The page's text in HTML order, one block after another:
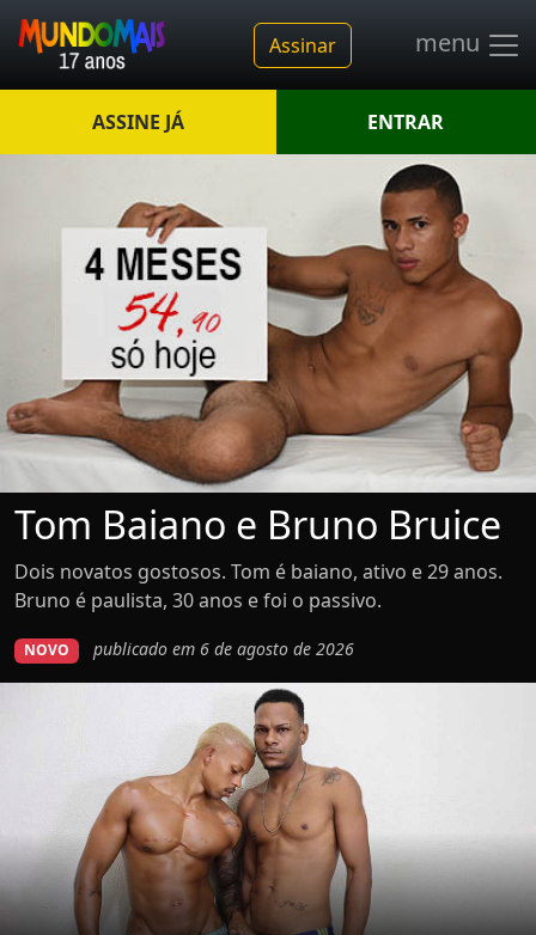
Assinar menu
ASSINE JÁ ENTRAR
Tom Baiano e Bruno Bruice
Dois novatos gostosos. Tom é baiano, ativo e 29 anos.
Bruno é paulista, 30 anos e foi o passivo.
NOVO publicado em 6 de agosto de 2026